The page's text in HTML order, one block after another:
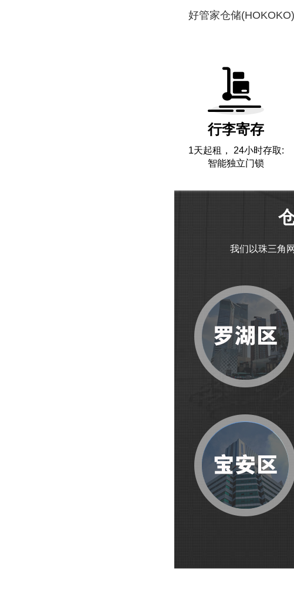
好管家仓储
行李寄存
1天起租， 24小时存取:
智能独立门锁
我们以珠三角